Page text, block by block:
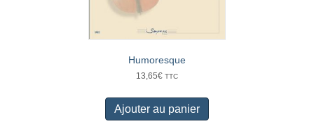
Humoresque
13,65€ TTC
Ajouter au panier